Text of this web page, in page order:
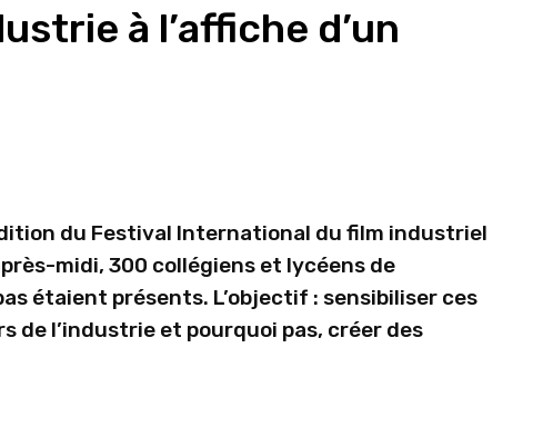
à l’affiche d’un
du Festival International du film industriel
midi, 300 collégiens et lycéens de
étaient présents. L’objectif : sensibiliser ces
de l’industrie et pourquoi pas, créer des